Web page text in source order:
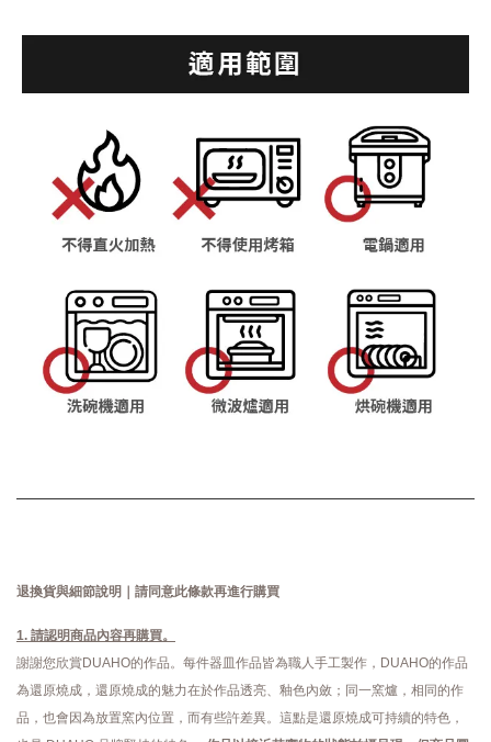
退換貨與細節說明｜請同意此條款再進行購買
1. 請認明商品內容再購買。
謝謝您欣賞DUAHO的作品。每件器皿作品皆為職人手工製作，DUAHO的作品
為還原燒成，還原燒成的魅力在於作品透亮、釉色內斂；同一窯爐，相同的作
品，也會因為放置窯內位置，而有些許差異。這點是還原燒成可持續的特色，